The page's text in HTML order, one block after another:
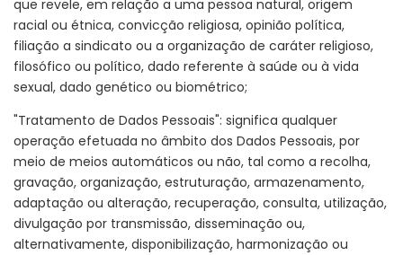
que revele, em relação a uma pessoa natural, origem
racial ou étnica, convicção religiosa, opinião política,
filiação a sindicato ou a organização de caráter religioso,
filosófico ou político, dado referente à saúde ou à vida
sexual, dado genético ou biométrico;
"Tratamento de Dados Pessoais": significa qualquer
operação efetuada no âmbito dos Dados Pessoais, por
meio de meios automáticos ou não, tal como a recolha,
gravação, organização, estruturação, armazenamento,
adaptação ou alteração, recuperação, consulta, utilização,
divulgação por transmissão, disseminação ou,
alternativamente, disponibilização, harmonização ou